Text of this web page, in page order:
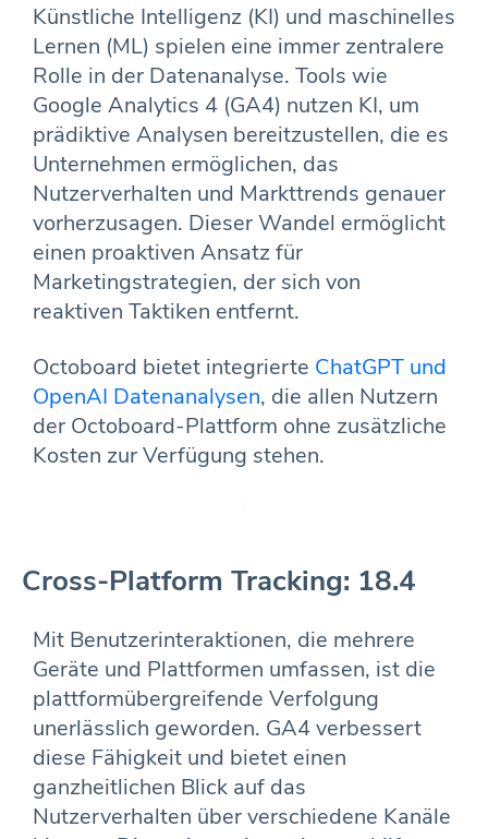
Künstliche Intelligenz (KI) und maschinelles
Lernen (ML) spielen eine immer zentralere
Rolle in der Datenanalyse. Tools wie
Google Analytics 4 (GA4) nutzen KI, um
prädiktive Analysen bereitzustellen, die es
Unternehmen ermöglichen, das
Nutzerverhalten und Markttrends genauer
vorherzusagen. Dieser Wandel ermöglicht
einen proaktiven Ansatz für
Marketingstrategien, der sich von
reaktiven Taktiken entfernt.
Octoboard bietet integrierte ChatGPT und
OpenAI Datenanalysen, die allen Nutzern
der Octoboard-Plattform ohne zusätzliche
Kosten zur Verfügung stehen.
Cross-Platform Tracking: 18.4
Mit Benutzerinteraktionen, die mehrere
Geräte und Plattformen umfassen, ist die
plattformübergreifende Verfolgung
unerlässlich geworden. GA4 verbessert
diese Fähigkeit und bietet einen
ganzheitlichen Blick auf das
Nutzerverhalten über verschiedene Kanäle